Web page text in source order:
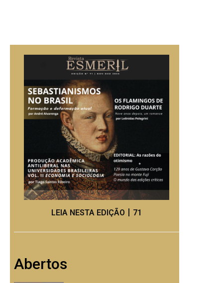
LEIA NESTA EDIÇÃO丨71
Abertos